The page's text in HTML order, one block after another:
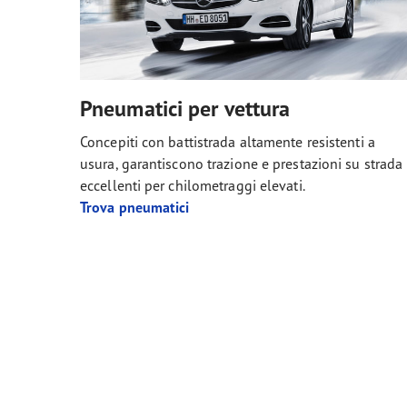
Pneumatici per vettura
Concepiti con battistrada altamente resistenti a
usura, garantiscono trazione e prestazioni su strada
eccellenti per chilometraggi elevati.
Trova pneumatici